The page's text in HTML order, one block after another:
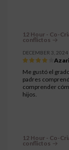
12 Hour - Co-
conflictos
DECEMBER 3, 2024
Me gustó el
padres
comprender
hijos.
12 Hour - Co-
conflictos